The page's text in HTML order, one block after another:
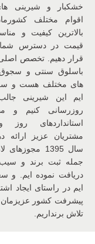
خشکبار و شیرینی
اقوام مختلف
بالاترین کیفیت و
قیمت در دسترس شما
قرار دهیم. تخصص اصلی
باسلوق سنتی و
های مختلف هست و
ایم این شیرینی
روزرسانی کنیم و
استانداردهای روز
مشتریان عزیز ارائه
سال 1395
جمله ثبت برند و
دریافت نموده ایم. و
ایم در راستای ایجاد
پیشرفت کشور
تلاش برنداریم.